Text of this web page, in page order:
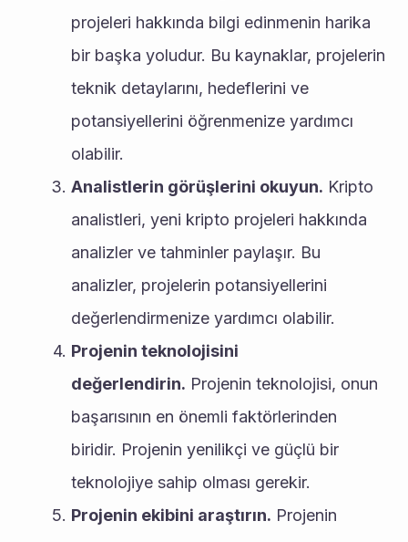
projeleri hakkında bilgi edinmenin harika
bir başka yoludur. Bu kaynaklar, projelerin
teknik detaylarını, hedeflerini ve
potansiyellerini öğrenmenize yardımcı
olabilir.
Analistlerin görüşlerini okuyun. Kripto
analistleri, yeni kripto projeleri hakkında
analizler ve tahminler paylaşır. Bu
analizler, projelerin potansiyellerini
değerlendirmenize yardımcı olabilir.
Projenin teknolojisini
değerlendirin. Projenin teknolojisi, onun
başarısının en önemli faktörlerinden
biridir. Projenin yenilikçi ve güçlü bir
teknolojiye sahip olması gerekir.
Projenin ekibini araştırın. Projenin